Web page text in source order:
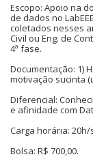
Escopo: Apoio na
de dados no
coletados nesses
Civil ou Eng. de
4ª fase.
Documentação: 1)
motivação sucinta
Diferencial:
e afinidade com
Carga horária:
Bolsa: R$ 700,00.